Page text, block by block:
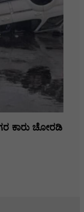
ಕಾರು ಚೋರಡಿ